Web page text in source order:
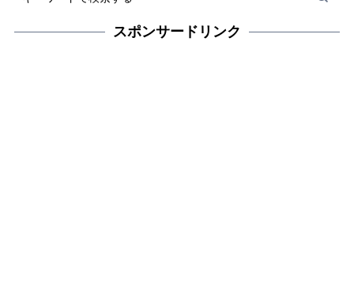
スポンサードリンク